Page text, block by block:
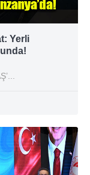
Yerli